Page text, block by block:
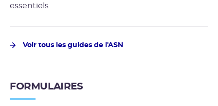
Voir tous les guides de l'ASN
FORMULAIRES